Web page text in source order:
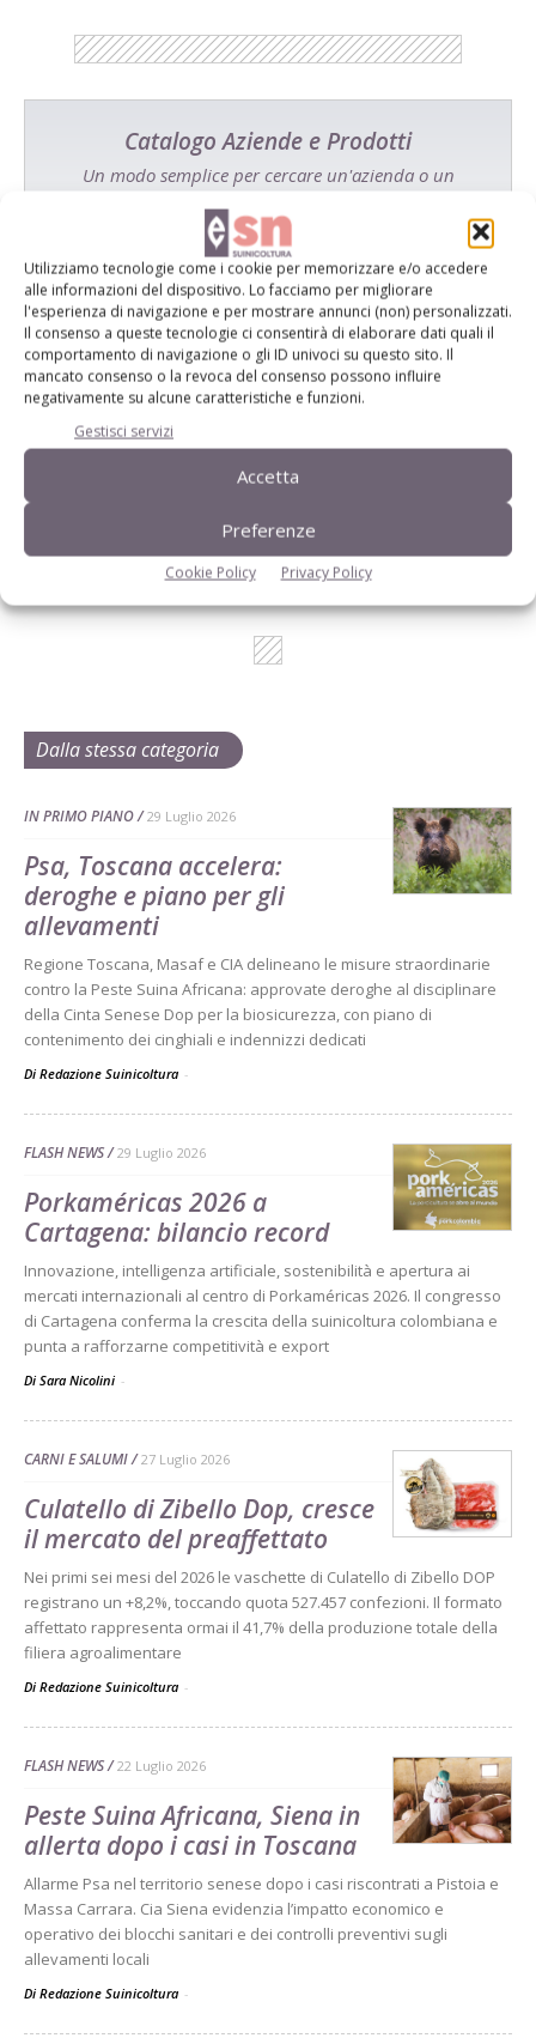
Utilizziamo tecnologie come i cookie per memorizzare e/o accedere
alle informazioni del dispositivo. Lo facciamo per migliorare
l'esperienza di navigazione e per mostrare annunci (non) personalizzati.
Il consenso a queste tecnologie ci consentirà di elaborare dati quali il
comportamento di navigazione o gli ID univoci su questo sito. Il
mancato consenso o la revoca del consenso possono influire
negativamente su alcune caratteristiche e funzioni.
Gestisci servizi
Accetta
Preferenze
Cookie Policy Privacy Policy
Catalogo Aziende e Prodotti
Un modo semplice per cercare un'azienda o un
Cerca adesso
L'Esperto risponde
I consigli di Terra e Vita agli agricoltori
Cerca adesso
Dalla stessa categoria
IN PRIMO PIANO 29 Luglio 2026
Psa, Toscana accelera:
deroghe e piano per gli
allevamenti
Regione Toscana, Masaf e CIA delineano le misure straordinarie
contro la Peste Suina Africana: approvate deroghe al disciplinare
della Cinta Senese Dop per la biosicurezza, con piano di
contenimento dei cinghiali e indennizzi dedicati
Di Redazione Suinicoltura -
FLASH NEWS 29 Luglio 2026
Porkaméricas 2026 a
Cartagena: bilancio record
Innovazione, intelligenza artificiale, sostenibilità e apertura ai
mercati internazionali al centro di Porkaméricas 2026. Il congresso
di Cartagena conferma la crescita della suinicoltura colombiana e
punta a rafforzarne competitività e export
Di Sara Nicolini -
CARNI E SALUMI 27 Luglio 2026
Culatello di Zibello Dop, cresce
il mercato del preaffettato
Nei primi sei mesi del 2026 le vaschette di Culatello di Zibello DOP
registrano un +8,2%, toccando quota 527.457 confezioni. Il formato
affettato rappresenta ormai il 41,7% della produzione totale della
filiera agroalimentare
Di Redazione Suinicoltura -
FLASH NEWS 22 Luglio 2026
Peste Suina Africana, Siena in
allerta dopo i casi in Toscana
Allarme Psa nel territorio senese dopo i casi riscontrati a Pistoia e
Massa Carrara. Cia Siena evidenzia l’impatto economico e
operativo dei blocchi sanitari e dei controlli preventivi sugli
allevamenti locali
Di Redazione Suinicoltura -